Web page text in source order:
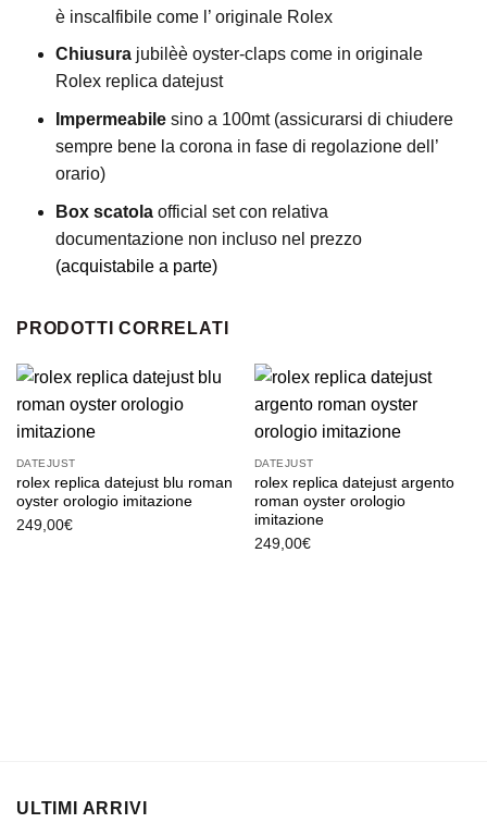
è inscalfibile come l’ originale Rolex
Chiusurajubilèè oyster-claps come in originale
Rolex replica datejust
Impermeabilesino a 100mt (assicurarsi di chiudere
sempre bene la corona in fase di regolazione dell’
orario)
Box scatolaofficial set con relativa
documentazione non incluso nel prezzo
(acquistabile a parte)
PRODOTTI CORRELATI
DATEJUST
rolex replica datejust blu roman
oyster orologio imitazione
249,00€
DATEJUST
rolex replica datejust argento
roman oyster orologio
imitazione
249,00€
ULTIMI ARRIVI